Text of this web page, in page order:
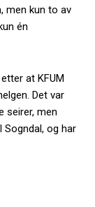
men kun to av
én
at KFUM
Det var
seirer, men
og har